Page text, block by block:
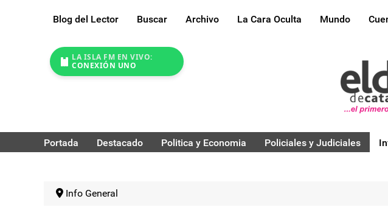
Blog del Lector Buscar Archivo La Cara Oculta Mundo
LA ISLA FM EN VIVO:
CONEXIÓN UNO
Portada Destacado Politica y Economia Policiales y Judiciales
Info General